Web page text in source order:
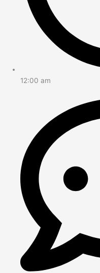
12:00 am